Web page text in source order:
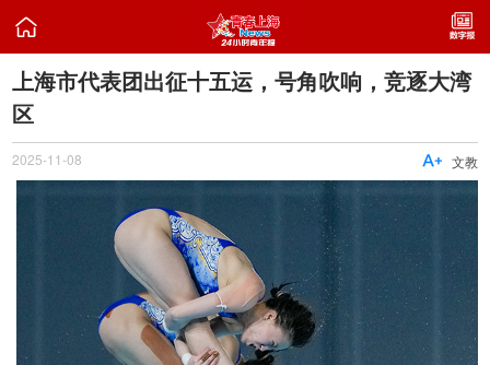

上海市代表团出征十五运，号角吹响，竞逐大湾
区
2025-11-08 文教
